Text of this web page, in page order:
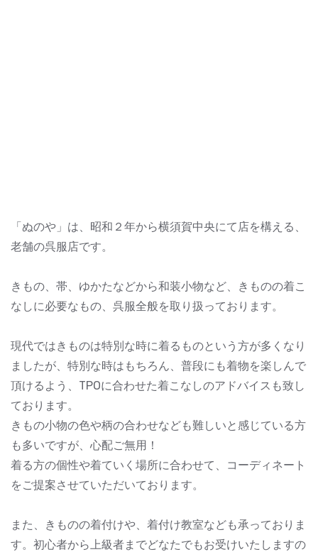
「ぬのや」は、昭和２年から横須賀中央にて店を構える、
老舗の呉服店です。
きもの、帯、ゆかたなどから和装小物など、きものの着こ
なしに必要なもの、呉服全般を取り扱っております。
現代ではきものは特別な時に着るものという方が多くなり
ましたが、特別な時はもちろん、普段にも着物を楽しんで
頂けるよう、TPOに合わせた着こなしのアドバイスも致し
ております。
きもの小物の色や柄の合わせなども難しいと感じている方
も多いですが、心配ご無用！
着る方の個性や着ていく場所に合わせて、コーディネート
をご提案させていただいております。
また、きものの着付けや、着付け教室なども承っておりま
す。初心者から上級者までどなたでもお受けいたしますの